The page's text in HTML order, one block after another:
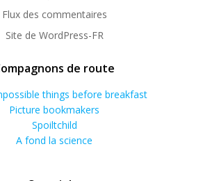
Flux des commentaires
Site de WordPress-FR
de route
things before breakfast
Picture bookmakers
Spoiltchild
A fond la science